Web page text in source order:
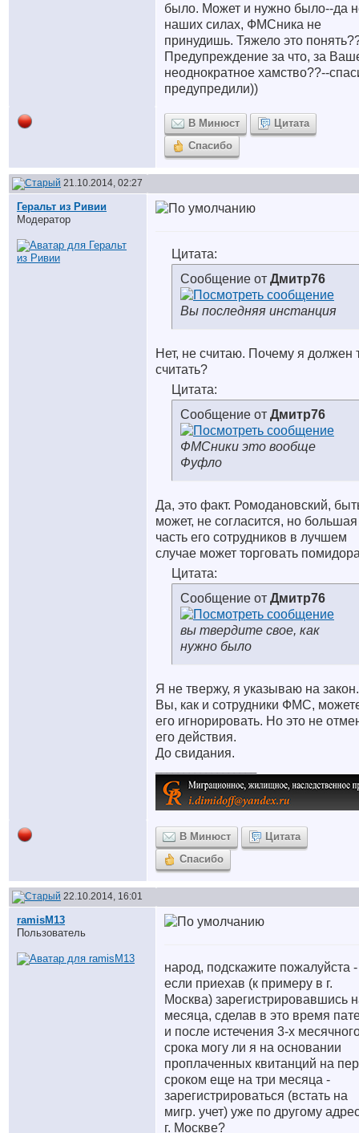
было. Может и нужно было--да
наших силах, ФМСника не
принудишь. Тяжело это
Предупреждение за что, за
неоднократное хамство??--
предупредили))
В Минюст
Цитата
Спасибо
21.10.2014, 02:27
Геральт из Ривии
Модератор
Цитата:
Сообщение от Дмитр76
Вы последняя инстанция
Нет, не считаю. Почему я должен
считать?
Цитата:
Сообщение от Дмитр76
ФМСники это вообще
Фуфло
Да, это факт. Ромодановский,
может, не согласится, но большая
часть его сотрудников в лучшем
случае может торговать
Цитата:
Сообщение от Дмитр76
вы твердите свое, как
нужно было
Я не твержу, я указываю на закон.
Вы, как и сотрудники ФМС,
его игнорировать. Но это не
его действия.
До свидания.
В Минюст
Цитата
Спасибо
22.10.2014, 16:01
ramisM13
Пользователь
народ, подскажите пожалуйста -
если приехав (к примеру в г.
Москва) зарегистрировавшись
месяца, сделав в это время
и после истечения 3-х
срока могу ли я на основании
проплаченных квитанций на
сроком еще на три месяца -
зарегистрироваться (встать на
мигр. учет) уже по другому
г. Москве?